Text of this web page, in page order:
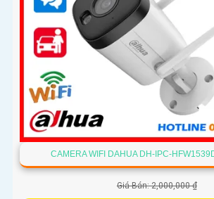
CAMERA WIFI DAHUA DH-IPC-
Giá Bán: 2,000,000 ₫